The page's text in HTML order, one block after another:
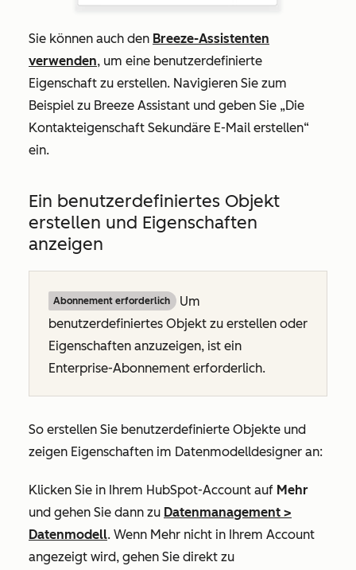
Sie können auch den Breeze-Assistenten
verwenden, um eine benutzerdefinierte
Eigenschaft zu erstellen. Navigieren Sie zum
Beispiel zu Breeze Assistant und geben Sie „Die
Kontakteigenschaft Sekundäre E-Mail erstellen“
ein.
Ein benutzerdefiniertes Objekt
erstellen und Eigenschaften
anzeigen
Abonnement erforderlich
Um
benutzerdefiniertes Objekt zu erstellen oder
Eigenschaften anzuzeigen, ist ein
Enterprise-Abonnement erforderlich.
So erstellen Sie benutzerdefinierte Objekte und
zeigen Eigenschaften im Datenmodelldesigner an:
Klicken Sie in Ihrem HubSpot-Account auf Mehr
und gehen Sie dann zu Datenmanagement >
Datenmodell. Wenn Mehr nicht in Ihrem Account
angezeigt wird, gehen Sie direkt zu